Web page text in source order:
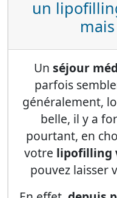
un
Un séjour
parfois
généralement,
belle, il y a
pourtant, en
votre lipofilling
pouvez laisser